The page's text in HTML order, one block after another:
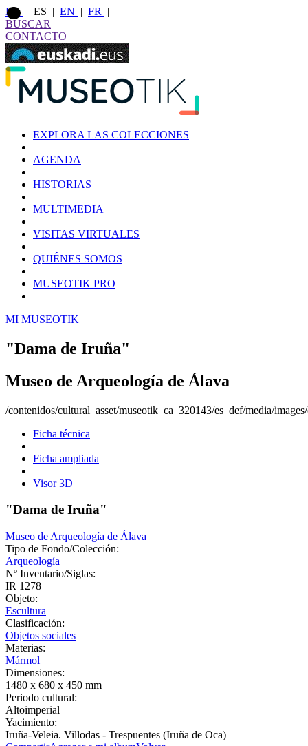
EU | ES | EN | FR
|
BUSCAR
CONTACTO
EXPLORA LAS COLECCIONES
|
AGENDA
|
HISTORIAS
|
MULTIMEDIA
|
VISITAS VIRTUALES
|
QUIÉNES SOMOS
|
MUSEOTIK PRO
|
MI MUSEOTIK
"Dama de Iruña"
Museo de Arqueología de Álava
/contenidos/cultural_asset/museotik_ca_320143/es_def/media/
Ficha técnica
|
Ficha ampliada
|
Visor 3D
"Dama de Iruña"
Museo de Arqueología de Álava
Tipo de Fondo/Colección:
Arqueología
Nº Inventario/Siglas:
IR 1278
Objeto:
Escultura
Clasificación:
Objetos sociales
Materias:
Mármol
Dimensiones:
1480 x 680 x 450 mm
Periodo cultural:
Altoimperial
Yacimiento:
Iruña-Veleia. Villodas - Trespuentes (Iruña de Oca)